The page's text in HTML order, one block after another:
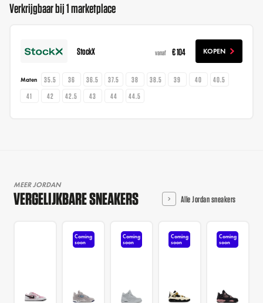
Verkrijgbaar bij 1 marketplace
StockX vanaf € 104 KOPEN
Maten 35.5 36 36.5 37.5 38 38.5 39 40
40.5
41
42 42.5 43 44 44.5
MEER JORDAN
VERGELIJKBARE SNEAKERS Alle Jordan sneakers
Coming
soon
Coming
soon
Coming
soon
Coming
soon